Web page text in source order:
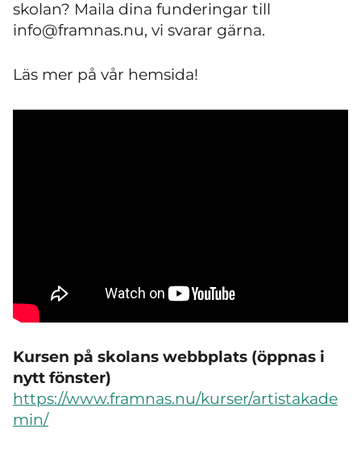
skolan? Maila dina funderingar till
info@framnas.nu, vi svarar gärna.
Läs mer på vår hemsida!
Kursen på skolans webbplats (öppnas i
nytt fönster)
https://www.framnas.nu/kurser/artistakade
min/